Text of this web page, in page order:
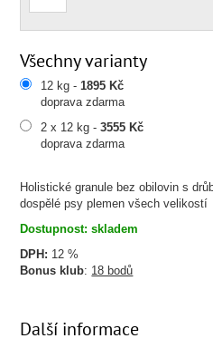
Holistické granule bez obilovin s
dospělé psy plemen všech velikostí
Dostupnost: skladem
DPH: 12 %
Bonus klub: 18 bodů
Všechny varianty
12 kg -1895 Kč
doprava zdarma
2 x 12 kg -3555 Kč
doprava zdarma
Další informace